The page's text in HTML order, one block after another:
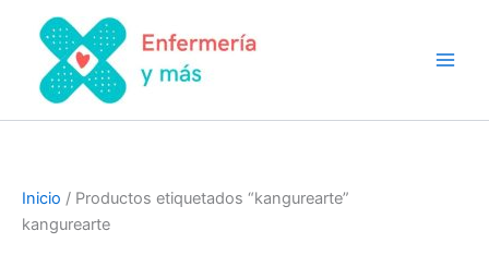
contenido
Inicio / Productos etiquetados “kangurearte”
kangurearte